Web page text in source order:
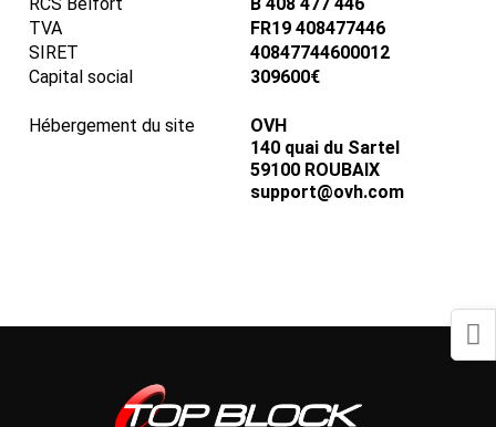
TVA
FR19 408477446
SIRET
40847744600012
Capital social
309600€
Hébergement du site
OVH
140 quai du Sartel
59100 ROUBAIX
support@ovh.com